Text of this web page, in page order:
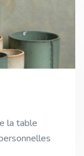
la table